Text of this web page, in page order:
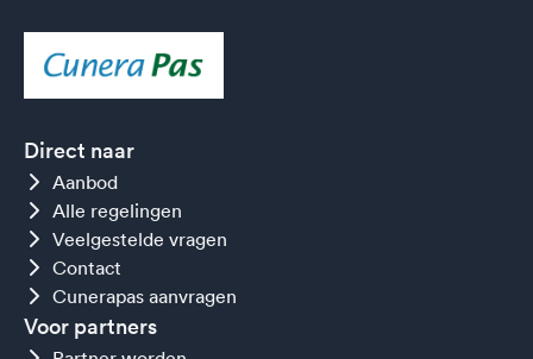
Direct naar
Aanbod
Alle regelingen
Veelgestelde vragen
Contact
Cunerapas aanvragen
Voor partners